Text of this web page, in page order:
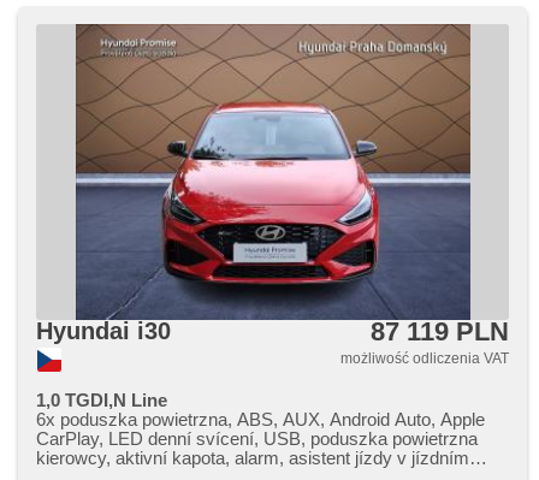
Hyundai i30 87 119 PLN
możliwość odliczenia VAT
1,0 TGDI,N Line
6x poduszka powietrzna, ABS, AUX, Android Auto, Apple
CarPlay, LED denní svícení, USB, poduszka powietrzna
kierowcy, aktivní kapota, alarm, asistent jízdy v jízdním